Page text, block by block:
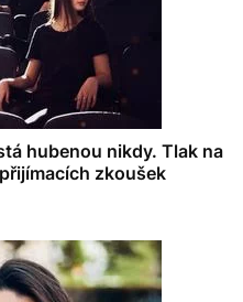
hubenou nikdy. Tlak na
zkoušek